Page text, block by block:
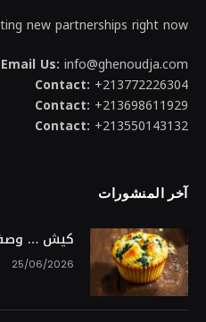
new partnerships right now.
Email Us: info@ghenoudja.com
Contact: +213772226304
Contact: +213698611929
Contact: +213550143132
آخر المنشورات
كيش …
25/06/2026